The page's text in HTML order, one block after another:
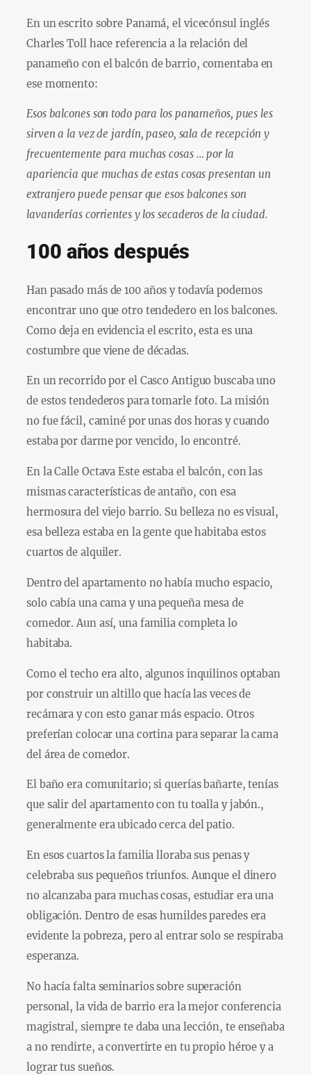
En un escrito sobre Panamá, el vicecónsul inglés
Charles Toll hace referencia a la relación del
panameño con el balcón de barrio, comentaba en
ese momento:
Esos balcones son todo para los panameños, pues les
sirven a la vez de jardín, paseo, sala de recepción y
frecuentemente para muchas cosas … por la
apariencia que muchas de estas cosas presentan un
extranjero puede pensar que esos balcones son
lavanderías corrientes y los secaderos de la ciudad.
100 años después
Han pasado más de 100 años y todavía podemos
encontrar uno que otro tendedero en los balcones.
Como deja en evidencia el escrito, esta es una
costumbre que viene de décadas.
En un recorrido por el Casco Antiguo buscaba uno
de estos tendederos para tomarle foto. La misión
no fue fácil, caminé por unas dos horas y cuando
estaba por darme por vencido, lo encontré.
En la Calle Octava Este estaba el balcón, con las
mismas características de antaño, con esa
hermosura del viejo barrio. Su belleza no es visual,
esa belleza estaba en la gente que habitaba estos
cuartos de alquiler.
Dentro del apartamento no había mucho espacio,
solo cabía una cama y una pequeña mesa de
comedor. Aun así, una familia completa lo
habitaba.
Como el techo era alto, algunos inquilinos optaban
por construir un altillo que hacía las veces de
recámara y con esto ganar más espacio. Otros
preferían colocar una cortina para separar la cama
del área de comedor.
El baño era comunitario; si querías bañarte, tenías
que salir del apartamento con tu toalla y jabón.,
generalmente era ubicado cerca del patio.
En esos cuartos la familia lloraba sus penas y
celebraba sus pequeños triunfos. Aunque el dinero
no alcanzaba para muchas cosas, estudiar era una
obligación. Dentro de esas humildes paredes era
evidente la pobreza, pero al entrar solo se respiraba
esperanza.
No hacía falta seminarios sobre superación
personal, la vida de barrio era la mejor conferencia
magistral, siempre te daba una lección, te enseñaba
a no rendirte, a convertirte en tu propio héroe y a
lograr tus sueños.